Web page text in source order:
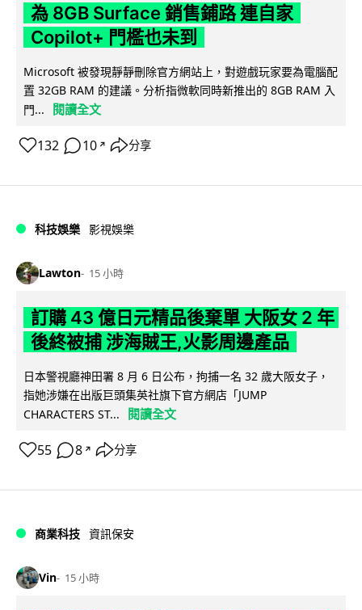
為 8GB Surface 銷售鋪路 連自家
Copilot+ 門檻也未到
Microsoft 被發現靜靜刪除官方網站上，對遊戲玩家要為電腦配
置 32GB RAM 的建議。分析指微軟同時新推出的 8GB RAM 入
門...
閱讀全文
132 10 ↗ 分享
科技娛樂 影視娛樂
Lawton 15 小時
訂購 43 億日元精品後棄單 大阪女 2 年
後終被捕 涉海賊王,火影周邊產品
日本警視廳神田署 8 月 6 日公布，拘捕一名 32 歲大阪女子，
指她涉嫌在出版巨頭集英社旗下官方網店「JUMP
CHARACTERS ST...
閱讀全文
55 8 ↗ 分享
商業科技 資訊保安
Vin 15 小時